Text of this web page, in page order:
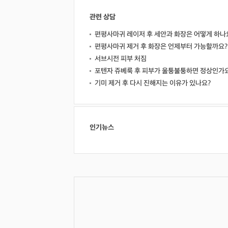
관련 상담
편평사마귀 레이저 후 세안과 화장은 어떻게 하나
편평사마귀 제거 후 화장은 언제부터 가능할까요?
서브시전 피부 처짐
포텐자 쥬베룩 후 피부가 울퉁불퉁하면 정상인가
기미 제거 후 다시 진해지는 이유가 있나요?
인기뉴스